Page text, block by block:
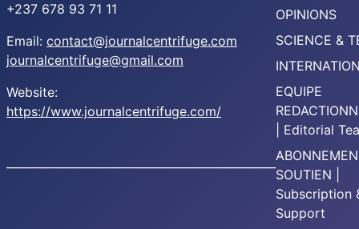
+237 678 93 71 11
Email: contact@journalcentrifuge.com
journalcentrifuge@gmail.com
Website:
https://www.journalcentrifuge.com/
OPINIONS
SCIENCE &
EQUIPE
| Editorial
SOUTIEN |
Subscription
Support